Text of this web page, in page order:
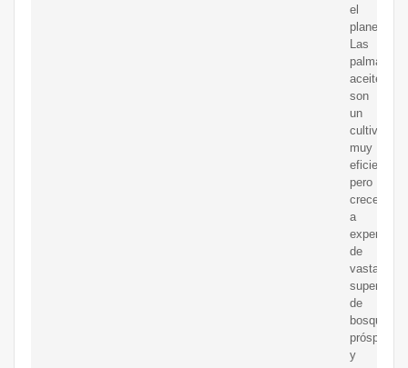
el
planeta.
Las
palmas
aceiteras
son
un
cultivo
muy
eficiente,
pero
crecen
a
expensas
de
vastas
superficies
de
bosques
prósperos
y